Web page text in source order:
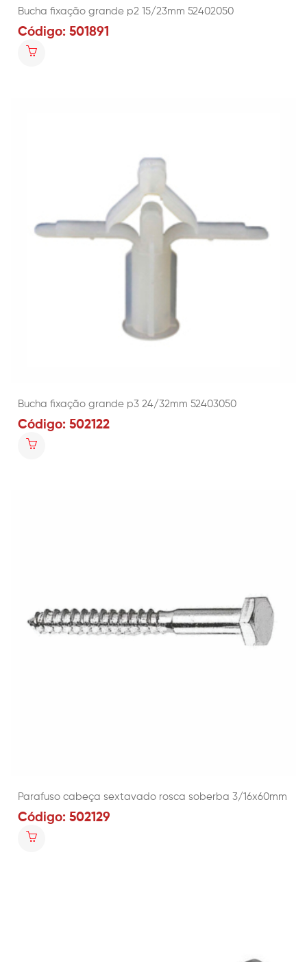
Bucha fixação grande p2 15/23mm 52402050
Código: 501891
Bucha fixação grande p3 24/32mm 52403050
Código: 502122
Parafuso cabeça sextavado rosca soberba 3/16x60mm
Código: 502129